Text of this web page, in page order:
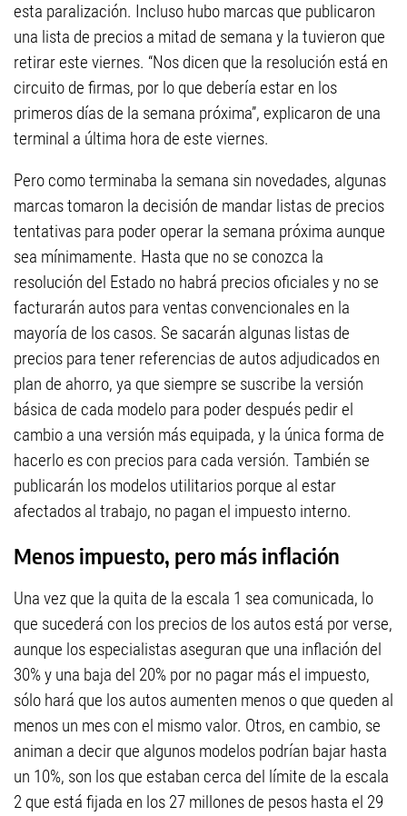
esta paralización. Incluso hubo marcas que publicaron
una lista de precios a mitad de semana y la tuvieron que
retirar este viernes. “Nos dicen que la resolución está en
circuito de firmas, por lo que debería estar en los
primeros días de la semana próxima”, explicaron de una
terminal a última hora de este viernes.
Pero como terminaba la semana sin novedades, algunas
marcas tomaron la decisión de mandar listas de precios
tentativas para poder operar la semana próxima aunque
sea mínimamente. Hasta que no se conozca la
resolución del Estado no habrá precios oficiales y no se
facturarán autos para ventas convencionales en la
mayoría de los casos. Se sacarán algunas listas de
precios para tener referencias de autos adjudicados en
plan de ahorro, ya que siempre se suscribe la versión
básica de cada modelo para poder después pedir el
cambio a una versión más equipada, y la única forma de
hacerlo es con precios para cada versión. También se
publicarán los modelos utilitarios porque al estar
afectados al trabajo, no pagan el impuesto interno.
Menos impuesto, pero más inflación
Una vez que la quita de la escala 1 sea comunicada, lo
que sucederá con los precios de los autos está por verse,
aunque los especialistas aseguran que una inflación del
30% y una baja del 20% por no pagar más el impuesto,
sólo hará que los autos aumenten menos o que queden al
menos un mes con el mismo valor. Otros, en cambio, se
animan a decir que algunos modelos podrían bajar hasta
un 10%, son los que estaban cerca del límite de la escala
2 que está fijada en los 27 millones de pesos hasta el 29